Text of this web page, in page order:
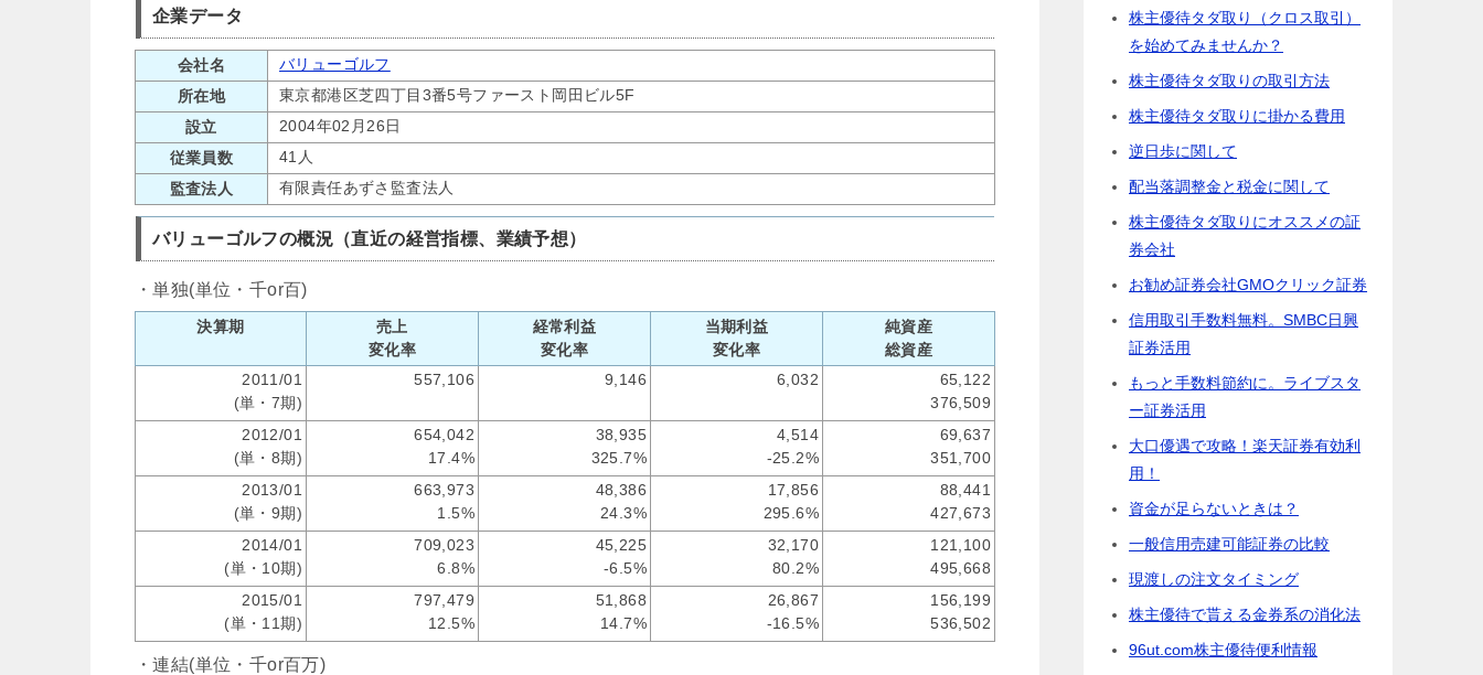
企業データ
会社名
バリューゴルフ
所在地
東京都港区芝四丁目3番5号ファースト岡田ビル5F
設立
2004年02月26日
従業員数
41人
監査法人
有限責任あずさ監査法人
バリューゴルフの概況（直近の経営指標、業績予想）
・単独(単位・千or百)
決算期
売上
変化率
経常利益
変化率
当期利益
変化率
純資産
総資産
2011/01
(単・7期)
557,106 9,146 6,032
65,122
376,509
2012/01
(単・8期)
654,042
17.4%
38,935
325.7%
4,514
-25.2%
69,637
351,700
2013/01
(単・9期)
663,973
1.5%
48,386
24.3%
17,856
295.6%
88,441
427,673
2014/01
(単・10期)
709,023
6.8%
45,225
-6.5%
32,170
80.2%
121,100
495,668
2015/01
(単・11期)
797,479
12.5%
51,868
14.7%
26,867
-16.5%
156,199
536,502
・連結(単位・千or百万)
株主優待タダ取り（クロス取引）
を始めてみませんか？
株主優待タダ取りの取引方法
株主優待タダ取りに掛かる費用
逆日歩に関して
配当落調整金と税金に関して
株主優待タダ取りにオススメの証
券会社
お勧め証券会社GMOクリック証券
信用取引手数料無料。SMBC日興
証券活用
もっと手数料節約に。ライブスタ
ー証券活用
大口優遇で攻略！楽天証券有効利
用！
資金が足らないときは？
一般信用売建可能証券の比較
現渡しの注文タイミング
株主優待で貰える金券系の消化法
96ut.com株主優待便利情報